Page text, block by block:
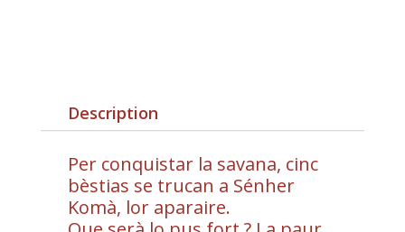
Description
Per conquistar la savana, cinc
bèstias se trucan a Sénher
Komà, lor aparaire.